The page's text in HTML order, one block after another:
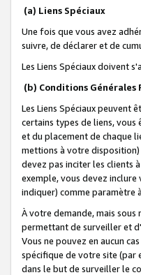
(a) Liens Spéciaux
Une fois que vous avez
suivre, de déclarer et de
Les Liens Spéciaux doivent
(b) Conditions Générales
Les Liens Spéciaux peuvent
certains types de liens,
et du placement de chaque
mettions à votre
devez pas inciter les clients
exemple, vous devez
indiquer) comme paramètre
À votre demande, mais
permettant de surveiller et
Vous ne pouvez en aucun
spécifique de votre site (par
dans le but de surveiller le